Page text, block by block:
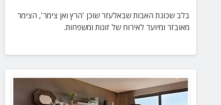
בלב שכונת האבות שבאלעזר שוכן 'הרץ ואן צימר', הצימר
מאובזר ומיועד לאירוח של זוגות ומשפחות.